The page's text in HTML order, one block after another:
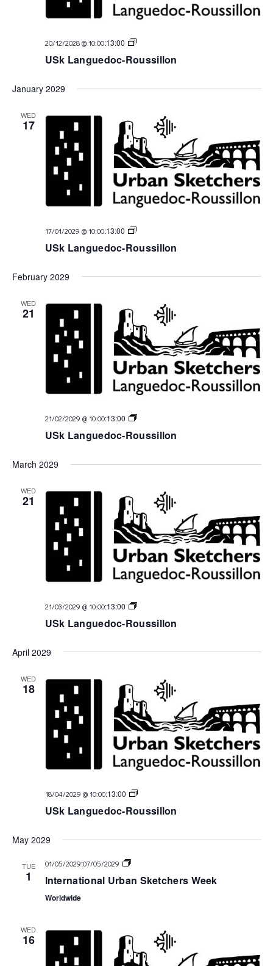
20/12/2028 @ 10:00:13:00
USk
USk Languedoc-Roussillon
January 2029
WED
17
17/01/2029 @ 10:00:13:00
USk
USk Languedoc-Roussillon
February 2029
WED
21
21/02/2029 @ 10:00:13:00
USk
USk Languedoc-Roussillon
March 2029
WED
21
21/03/2029 @ 10:00:13:00
USk
USk Languedoc-Roussillon
April 2029
WED
18
18/04/2029 @ 10:00:13:00
USk
USk Languedoc-Roussillon
May 2029
TUE
1
01/05/2029:07/05/2029
USk
International Urban Sketchers Week
Worldwide
WED
16